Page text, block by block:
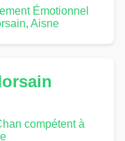
Émotionnel
Aisne
compétent à